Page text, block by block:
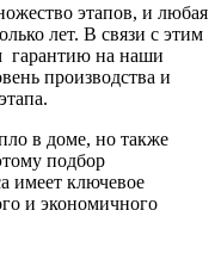
этапов, и любая
лет. В связи с этим
гарантию на наши
производства и
в доме, но также
подбор
имеет ключевое
и экономичного